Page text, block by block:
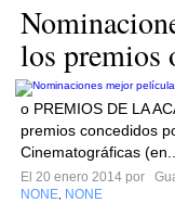
los premios
o PREMIOS DE LA
premios concedidos
Cinematográficas (en...
El 20 enero 2014 por
NONE NONE